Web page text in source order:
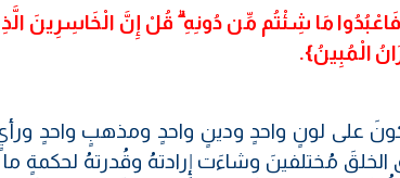
فَاعْبُدُوا مَا شِئْتُم مِّن دُونِهِ ۗ قُلْ إِنَّ الْخَاسِرِينَ
الْمُبِينُ}.
لتكونَ على لونٍ واحدٍ ودينٍ واحدٍ ومذهبٍ واحدٍ
الخلقَ مُختلفينَ وشاءَت إِرادتهُ وقُدرتهُ لحكمةٍ